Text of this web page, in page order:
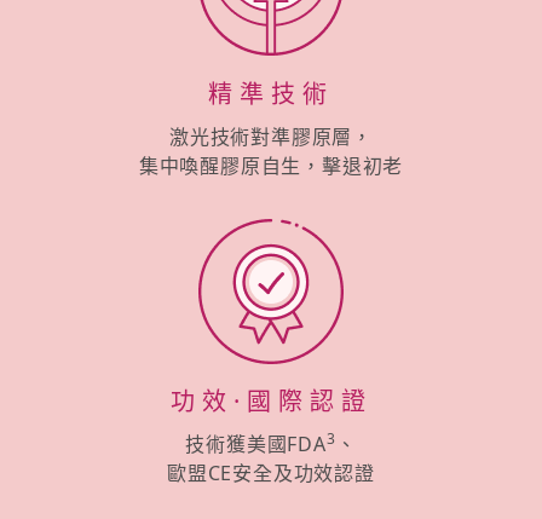
精準技術
激光技術對準膠原層，
集中喚醒膠原自生，擊退初老
功效·國際認證
技術獲美國FDA3 、
歐盟CE安全及功效認證